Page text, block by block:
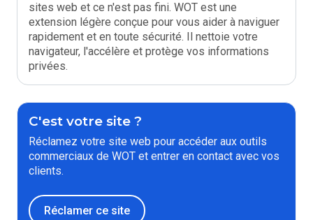
sites web et ce n'est pas fini. WOT est une
extension légère conçue pour vous aider à naviguer
rapidement et en toute sécurité. Il nettoie votre
navigateur, l'accélère et protège vos informations
privées.
C'est votre site ?
Réclamez votre site web pour accéder aux outils
commerciaux de WOT et entrer en contact avec vos
clients.
Réclamer ce site